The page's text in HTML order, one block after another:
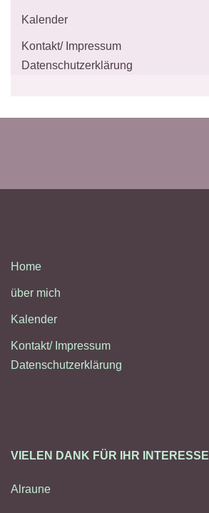
Kalender
Kontakt/ Impressum
Datenschutzerklärung
Home
über mich
Kalender
Kontakt/ Impressum
Datenschutzerklärung
VIELEN DANK FÜR IHR INTERESSE
Alraune